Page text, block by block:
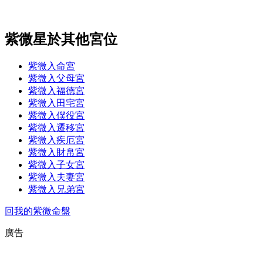
紫微星於其他宮位
紫微入命宮
紫微入父母宮
紫微入福德宮
紫微入田宅宮
紫微入僕役宮
紫微入遷移宮
紫微入疾厄宮
紫微入財帛宮
紫微入子女宮
紫微入夫妻宮
紫微入兄弟宮
回我的紫微命盤
廣告